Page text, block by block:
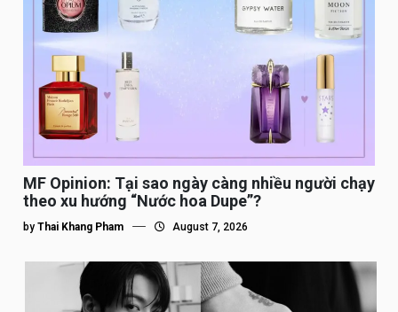
MF Opinion: Tại sao ngày càng nhiều người chạy
theo xu hướng “Nước hoa Dupe”?
by Thai Khang Pham August 7, 2026